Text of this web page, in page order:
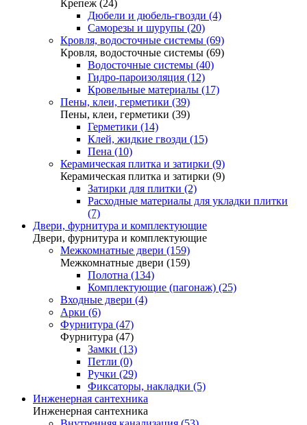
Крепеж (24)
Дюбели и дюбель-гвозди (4)
Саморезы и шурупы (20)
Кровля, водосточные системы (69)
Кровля, водосточные системы (69)
Водосточные системы (40)
Гидро-пароизоляция (12)
Кровельные материалы (17)
Пены, клеи, герметики (39)
Пены, клеи, герметики (39)
Герметики (14)
Клей, жидкие гвозди (15)
Пена (10)
Керамическая плитка и затирки (9)
Керамическая плитка и затирки (9)
Затирки для плитки (2)
Расходные материалы для укладки плитки
(7)
Двери, фурнитура и комплектующие
Двери, фурнитура и комплектующие
Межкомнатные двери (159)
Межкомнатные двери (159)
Полотна (134)
Комплектующие (пагонаж) (25)
Входные двери (4)
Арки (6)
Фурнитура (47)
Фурнитура (47)
Замки (13)
Петли (0)
Ручки (29)
Фиксаторы, накладки (5)
Инженерная сантехника
Инженерная сантехника